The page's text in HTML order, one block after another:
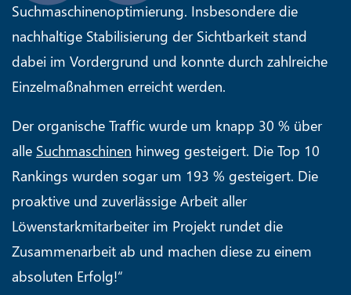
Suchmaschinenoptimierung. Insbesondere die
nachhaltige Stabilisierung der Sichtbarkeit stand
dabei im Vordergrund und konnte durch zahlreiche
Einzelmaßnahmen erreicht werden.
Der organische Traffic wurde um knapp 30 % über
alle Suchmaschinen hinweg gesteigert. Die Top 10
Rankings wurden sogar um 193 % gesteigert. Die
proaktive und zuverlässige Arbeit aller
Löwenstarkmitarbeiter im Projekt rundet die
Zusammenarbeit ab und machen diese zu einem
absoluten Erfolg!“